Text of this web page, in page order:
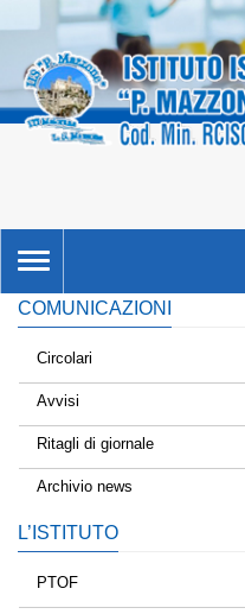
TOGGLE
NAVIGATION
COMUNICAZIONI
Circolari
Avvisi
Ritagli di giornale
Archivio news
L’ISTITUTO
PTOF